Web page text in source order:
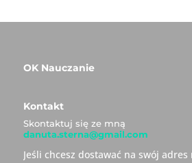
OK Nauczanie
Kontakt
Skontaktuj się ze mną
danuta.sterna@gmail.com
Jeśli chcesz dostawać na swój